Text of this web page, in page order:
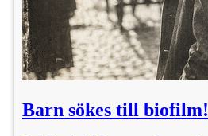
Lön: 7 000 kr
Barn sökes till biofilm!